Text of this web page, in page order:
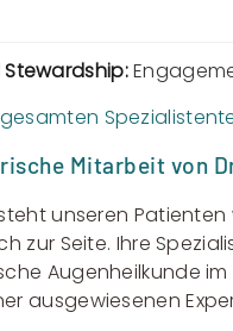
gesamten
Mitarbeit von
steht unseren
zur Seite. Ihre
Augenheilkunde
ausgewiesenen